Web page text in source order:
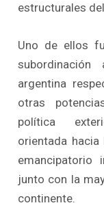
estructurales
Uno de ellos
argentina
otras
política
orientada
emancipatorio
junto con la
continente.